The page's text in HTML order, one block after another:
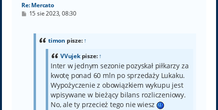
Re: Mercato
P15 sie 2023, 08:30
timon pisze:↑
VVujekpisze:↑
Inter w jednym sezonie pozyskał piłkarzy za
kwotę ponad 60 mln po sprzedaży Lukaku.
Wypożyczenie z obowiązkiem wykupu jest
wpisywane w bieżący bilans rozliczeniowy.
No, ale ty przecież tego nie wiesz